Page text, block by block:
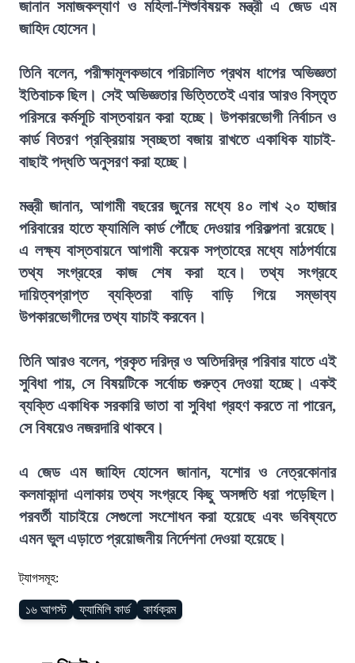
জানান সমাজকল্যাণ ও মহিলা-শিশুবিষয়ক মন্ত্রী এ জেড এম
জাহিদ হোসেন।
তিনি বলেন, পরীক্ষামূলকভাবে পরিচালিত প্রথম ধাপের অভিজ্ঞতা
ইতিবাচক ছিল। সেই অভিজ্ঞতার ভিত্তিতেই এবার আরও বিস্তৃত
পরিসরে কর্মসূচি বাস্তবায়ন করা হচ্ছে। উপকারভোগী নির্বাচন ও
কার্ড বিতরণ প্রক্রিয়ায় স্বচ্ছতা বজায় রাখতে একাধিক যাচাই-
বাছাই পদ্ধতি অনুসরণ করা হচ্ছে।
মন্ত্রী জানান, আগামী বছরের জুনের মধ্যে ৪০ লাখ ২০ হাজার
পরিবারের হাতে ফ্যামিলি কার্ড পৌঁছে দেওয়ার পরিকল্পনা রয়েছে।
এ লক্ষ্য বাস্তবায়নে আগামী কয়েক সপ্তাহের মধ্যে মাঠপর্যায়ে
তথ্য সংগ্রহের কাজ শেষ করা হবে। তথ্য সংগ্রহে
দায়িত্বপ্রাপ্ত ব্যক্তিরা বাড়ি বাড়ি গিয়ে সম্ভাব্য
উপকারভোগীদের তথ্য যাচাই করবেন।
তিনি আরও বলেন, প্রকৃত দরিদ্র ও অতিদরিদ্র পরিবার যাতে এই
সুবিধা পায়, সে বিষয়টিকে সর্বোচ্চ গুরুত্ব দেওয়া হচ্ছে। একই
ব্যক্তি একাধিক সরকারি ভাতা বা সুবিধা গ্রহণ করতে না পারেন,
সে বিষয়েও নজরদারি থাকবে।
এ জেড এম জাহিদ হোসেন জানান, যশোর ও নেত্রকোনার
কলমাকান্দা এলাকায় তথ্য সংগ্রহে কিছু অসঙ্গতি ধরা পড়েছিল।
পরবর্তী যাচাইয়ে সেগুলো সংশোধন করা হয়েছে এবং ভবিষ্যতে
এমন ভুল এড়াতে প্রয়োজনীয় নির্দেশনা দেওয়া হয়েছে।
ট্যাগসমূহ:
১৬ আগস্ট ফ্যামিলি কার্ড কার্যক্রম